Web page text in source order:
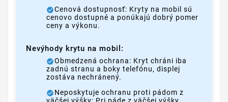
Cenová dostupnosť: Kryty na mobil sú
cenovo dostupné a ponúkajú dobrý pomer
ceny a výkonu.
Nevýhody krytu na mobil:
Obmedzená ochrana: Kryt chráni iba
zadnú stranu a boky telefónu, displej
zostáva nechránený.
Neposkytuje ochranu proti pádom z
väčšej výšky: Pri páde z väčšej výšky